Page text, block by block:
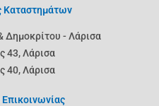
Καταστημάτων
Δημοκρίτου - Λάρισα
43, Λάρισα
40, Λάρισα